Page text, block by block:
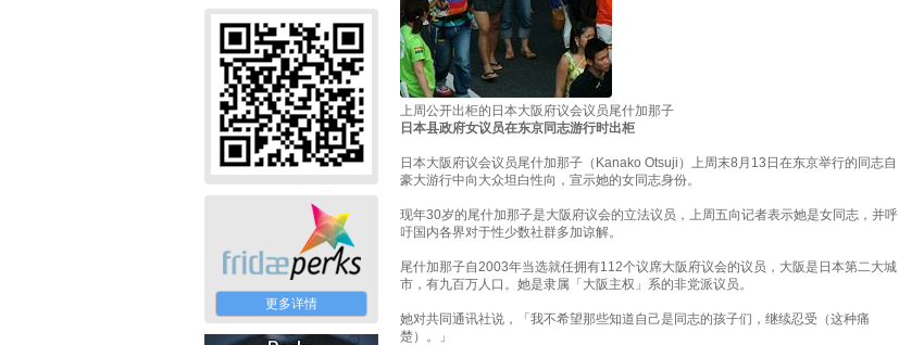
更多详情
上周公开出柜的日本大阪府议会议员尾什加那子
日本县政府女议员在东京同志游行时出柜
日本大阪府议会议员尾什加那子（Kanako Otsuji）上周末8月13日在东京举行的同志自
豪大游行中向大众坦白性向，宣示她的女同志身份。
现年30岁的尾什加那子是大阪府议会的立法议员，上周五向记者表示她是女同志，并呼
吁国内各界对于性少数社群多加谅解。
尾什加那子自2003年当选就任拥有112个议席大阪府议会的议员，大阪是日本第二大城
市，有九百万人口。她是隶属「大阪主权」系的非党派议员。
她对共同通讯社说，「我不希望那些知道自己是同志的孩子们，继续忍受（这种痛
楚）。」